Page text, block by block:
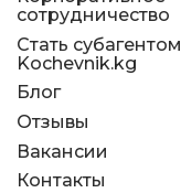
сотрудничество
Стать субагентом
Kochevnik.kg
Блог
Отзывы
Вакансии
Контакты